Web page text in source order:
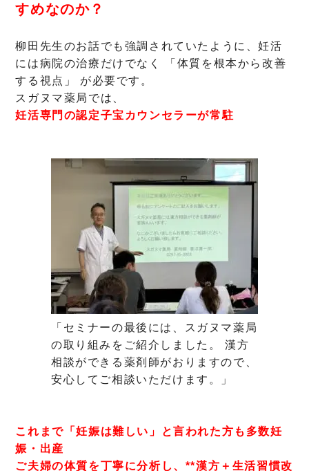
すめなのか？
柳田先生のお話でも強調されていたように、妊活
には病院の治療だけでなく 「体質を根本から改善
する視点」 が必要です。
スガヌマ薬局では、
妊活専門の認定子宝カウンセラーが常駐
「セミナーの最後には、スガヌマ薬局
の取り組みをご紹介しました。 漢方
相談ができる薬剤師がおりますので、
安心してご相談いただけます。」
これまで「妊娠は難しい」と言われた方も多数妊
娠・出産
ご夫婦の体質を丁寧に分析し、**漢方＋生活習慣改